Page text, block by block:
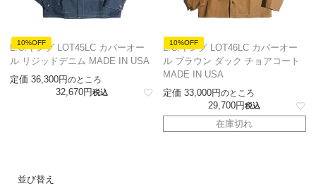
10%OFF
L.C.キング LOT45LC カバーオー
ル リジッドデニム MADE IN USA
定価 36,300 のところ
32,670 税込
10%OFF
L.C.キング LOT46LC カバーオー
ル ブラウン ダック チョアコート
MADE IN USA
定価 33,000 のところ
29,700 税込
在庫切れ
並び替え